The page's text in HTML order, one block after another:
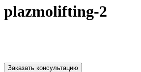
plazmolifting-2
Заказать консультацию